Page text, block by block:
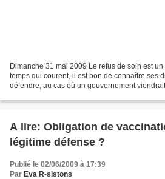
Dimanche 31 mai 2009 Le refus de soin est
temps qui courent, il est bon de connaître ses
défendre, au cas où un gouvernement
A lire: Obligation de
légitime défense ?
Publié le 02/06/2009 à 17:39
Par Eva R-sistons